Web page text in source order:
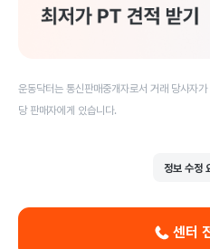
운동닥터는 통신판매중개자로서 거래 당사자
당 판매자에게 있습니다.
정보 수정
센터